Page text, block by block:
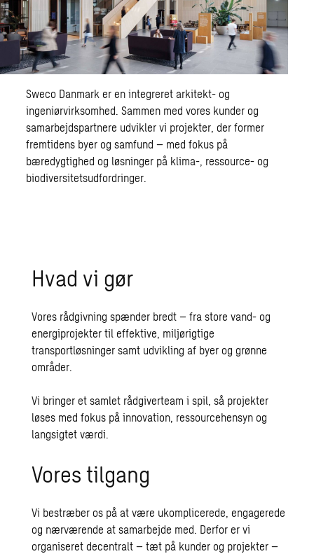
Sweco Danmark er en integreret arkitekt- og
ingeniørvirksomhed. Sammen med vores kunder og
samarbejdspartnere udvikler vi projekter, der former
fremtidens byer og samfund – med fokus på
bæredygtighed og løsninger på klima-, ressource- og
biodiversitetsudfordringer.
Hvad vi gør
Vores rådgivning spænder bredt – fra store vand- og
energiprojekter til effektive, miljørigtige
transportløsninger samt udvikling af byer og grønne
områder.
Vi bringer et samlet rådgiverteam i spil, så projekter
løses med fokus på innovation, ressourcehensyn og
langsigtet værdi.
Vores tilgang
Vi bestræber os på at være ukomplicerede, engagerede
og nærværende at samarbejde med. Derfor er vi
organiseret decentralt – tæt på kunder og projekter –